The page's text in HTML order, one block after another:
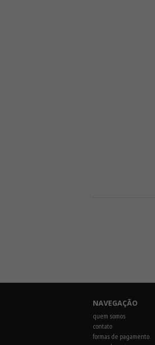
NAVEGAÇÃO
quem somos
contato
formas de pagamento